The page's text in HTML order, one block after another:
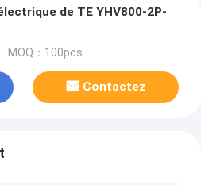
de TE YHV800-2P-
MOQ：100pcs
Contactez